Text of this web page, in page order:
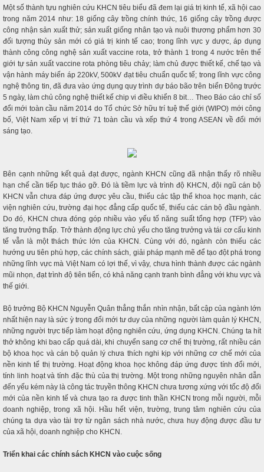
Một số thành tựu nghiên cứu KHCN tiêu biểu đã đem lại giá trị kinh tế, xã hội cao
trong năm 2014 như: 18 giống cây trồng chính thức, 16 giống cây trồng được
công nhận sản xuất thử; sản xuất giống nhân tạo và nuôi thương phẩm hơn 30
đối tượng thủy sản mới có giá trị kinh tế cao; trong lĩnh vực y dược, áp dụng
thành công công nghệ sản xuất vaccine rota, trở thành 1 trong 4 nước trên thế
giới tự sản xuất vaccine rota phòng tiêu chảy; làm chủ được thiết kế, chế tạo và
vận hành máy biến áp 220kV, 500kV đạt tiêu chuẩn quốc tế; trong lĩnh vực công
nghệ thông tin, đã đưa vào ứng dụng quy trình dự báo bão trên biển Đông trước
5 ngày, làm chủ công nghệ thiết kế chip vi điều khiển 8 bit… Theo Báo cáo chỉ số
đổi mới toàn cầu năm 2014 do Tổ chức Sở hữu trí tuệ thế giới (WIPO) mới công
bố, Việt Nam xếp vị trí thứ 71 toàn cầu và xếp thứ 4 trong ASEAN về đổi mới
sáng tạo.
Bên cạnh những kết quả đạt được, ngành KHCN cũng đã nhận thấy rõ nhiều
hạn chế cần tiếp tục tháo gỡ. Đó là tiềm lực và trình độ KHCN, đội ngũ cán bộ
KHCN vẫn chưa đáp ứng được yêu cầu, thiếu các tập thể khoa học mạnh, các
viện nghiên cứu, trường đại học đẳng cấp quốc tế, thiếu các cán bộ đầu ngành.
Do đó, KHCN chưa đóng góp nhiều vào yếu tố năng suất tổng hợp (TFP) vào
tăng trưởng thấp. Trở thành động lực chủ yếu cho tăng trưởng và tái cơ cấu kinh
tế vẫn là một thách thức lớn của KHCN. Cùng với đó, ngành còn thiếu các
hướng ưu tiên phù hợp, các chính sách, giải pháp mạnh mẽ để tạo đột phá trong
những lĩnh vực mà Việt Nam có lợi thế, vì vậy, chưa hình thành được các ngành
mũi nhọn, đạt trình độ tiên tiến, có khả năng cạnh tranh bình đẳng với khu vực và
thế giới.
Bộ trưởng Bộ KHCN Nguyễn Quân thẳng thắn nhìn nhận, bất cập của ngành lớn
nhất hiện nay là sức ỳ trong đổi mới tư duy của những người làm quản lý KHCN,
những người trực tiếp làm hoạt động nghiên cứu, ứng dụng KHCN. Chúng ta hít
thở không khi bao cấp quá dài, khi chuyển sang cơ chế thị trường, rất nhiều cán
bộ khoa học và cán bộ quản lý chưa thích nghi kịp với những cơ chế mới của
nền kinh tế thị trường. Hoạt động khoa học không đáp ứng được tính đổi mới,
tính linh hoạt và tính đặc thù của thị trường. Một trong những nguyên nhân dẫn
đến yếu kém này là công tác truyền thông KHCN chưa tương xứng với tốc độ đổi
mới của nền kinh tế và chưa tạo ra được tinh thần KHCN trong mỗi người, mỗi
doanh nghiệp, trong xã hội. Hầu hết viện, trường, trung tâm nghiên cứu của
chúng ta dựa vào tài trợ từ ngân sách nhà nước, chưa huy động được đầu tư
của xã hội, doanh nghiệp cho KHCN.
Triển khai các chính sách KHCN vào cuộc sống